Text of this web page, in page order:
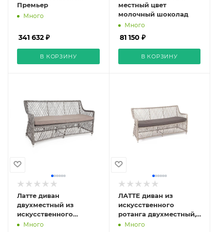
Премьер
Много
341 632 ₽
В КОРЗИНУ
местный цвет
молочный шоколад
Много
81 150 ₽
В КОРЗИНУ
Латте диван
двухместный из
искусственного
ротанга, цвет графит
Много
ЛАТТЕ диван из
искусственного
ротанга двухместный,
цвет бежевый
Много